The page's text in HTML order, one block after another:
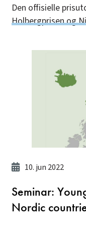
Den offisielle
Holbergprisen og
10. jun 2022
Seminar:
Nordic